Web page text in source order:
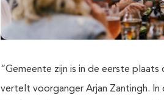
“Gemeente zijn is in de eerste
vertelt voorganger Arjan Zantingh.